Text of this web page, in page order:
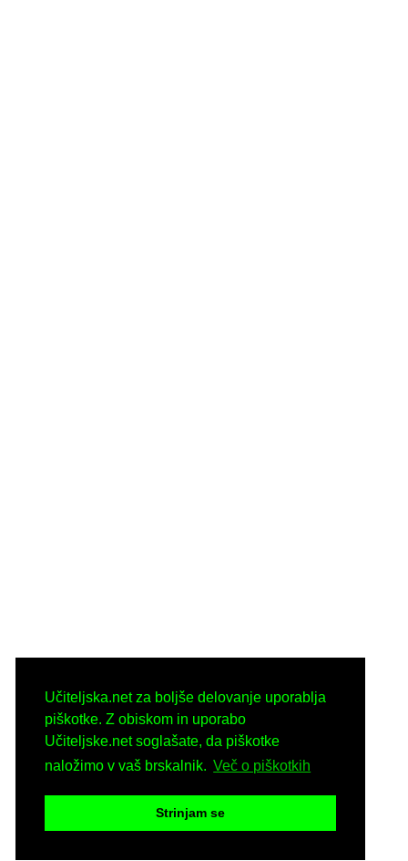
Učiteljska.net za boljše delovanje uporablja
piškotke. Z obiskom in uporabo
Učiteljske.net soglašate, da piškotke
naložimo v vaš brskalnik. Več o piškotkih
Strinjam se